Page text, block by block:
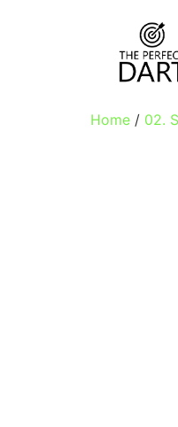
Home / 02.